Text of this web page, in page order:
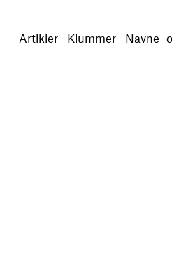
Artikler Klummer Navne-